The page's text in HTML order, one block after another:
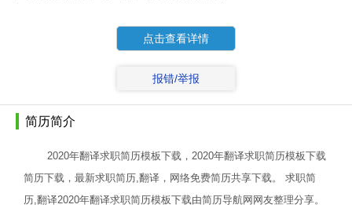
点击查看详情
报错/举报
简历简介
2020年翻译求职简历模板下载，2020年翻译求职简历模板下载
简历下载，最新求职简历,翻译，网络免费简历共享下载。 求职简
历,翻译2020年翻译求职简历模板下载由简历导航网网友整理分享。